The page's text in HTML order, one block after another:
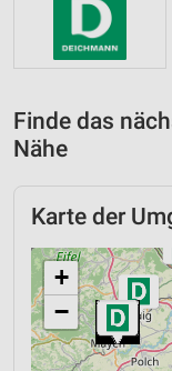
Finde das
Nähe
Karte der
+
−